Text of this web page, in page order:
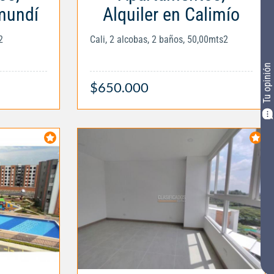
Tu opinión
Alquiler en Calimío
Cali, 2 alcobas, 2 baños, 50,00mts2
$650.000